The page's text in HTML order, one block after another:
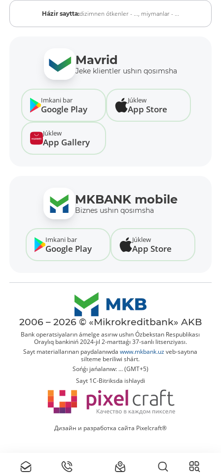
Házir saytta:dizimnen ótkenler - ..., miymanlar - ...
Mavrid
Jeke klientler ushın qosımsha
Imkani bar
Google Play
Júklew
App Store
Júklew
App Gallery
MKBANK mobile
Biznes ushın qosımsha
Imkani bar
Google Play
Júklew
App Store
2006 – 2026 © «Mikrokreditbank» AKB
Bank operatsiyaların ámelge asırıw ushın Ózbekstan Respublikası
Oraylıq bankiniń 2024-jıl 2-marttaǵı 37-sanlı litsenziyası.
Sayt materiallarınan paydalanıwdawww.mkbank.uz veb-saytına
silteme beriliwi shárt.
Sońǵı jańalanıw: ... (GMT+5)
Sayt 1C-Bitriksda ishlaydi
Дизайн и разработка сайта Pixelcraft®